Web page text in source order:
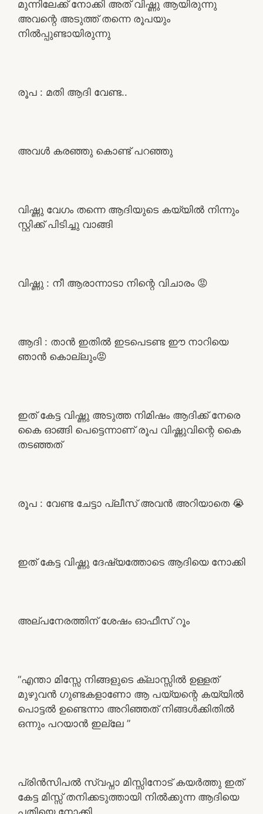
മുന്നിലേക്ക് നോക്കി അത് വിഷ്ണു ആയിരുന്നു
അവന്റെ അടുത്ത് തന്നെ രൂപയും
നിൽപ്പുണ്ടായിരുന്നു
രൂപ : മതി ആദി വേണ്ട..
അവൾ കരഞ്ഞു കൊണ്ട് പറഞ്ഞു
വിഷ്ണു വേഗം തന്നെ ആദിയുടെ കയ്യിൽ നിന്നും
സ്റ്റിക്ക് പിടിച്ചു വാങ്ങി
വിഷ്ണു : നീ ആരാന്നാടാ നിന്റെ വിചാരം 😡
ആദി : താൻ ഇതിൽ ഇടപെടണ്ട ഈ നാറിയെ
ഞാൻ കൊല്ലും😡
ഇത് കേട്ട വിഷ്ണു അടുത്ത നിമിഷം ആദിക്ക് നേരെ
കൈ ഓങ്ങി പെട്ടെന്നാണ് രൂപ വിഷ്ണുവിന്റെ കൈ
തടഞ്ഞത്
രൂപ : വേണ്ട ചേട്ടാ പ്ലീസ് അവൻ അറിയാതെ 😭
ഇത് കേട്ട വിഷ്ണു ദേഷ്യത്തോടെ ആദിയെ നോക്കി
അല്പനേരത്തിന് ശേഷം ഓഫീസ് റൂം
“എന്താ മിസ്സേ നിങ്ങളുടെ ക്ലാസ്സിൽ ഉള്ളത്
മുഴുവൻ ഗുണ്ടകളാണോ ആ പയ്യന്റെ കയ്യിൽ
പൊട്ടൽ ഉണ്ടെന്നാ അറിഞ്ഞത് നിങ്ങൾക്കിതിൽ
ഒന്നും പറയാൻ ഇല്ലേ ”
പ്രിൻസിപൽ സ്വപ്നാ മിസ്സിനോട്‌ കയർത്തു ഇത്
കേട്ട മിസ്സ്‌ തനിക്കടുത്തായി നിൽക്കുന്ന ആദിയെ
പതിയെ നോക്കി